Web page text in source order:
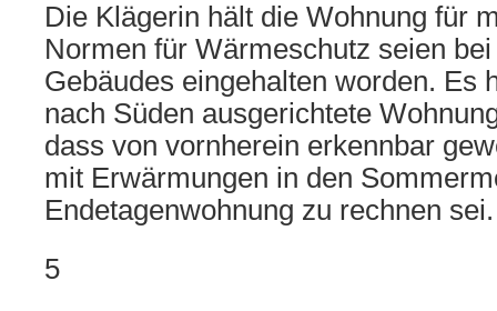
Die Klägerin hält die Wohnung für
Normen für Wärmeschutz seien
Gebäudes eingehalten worden. Es
nach Süden ausgerichtete
dass von vornherein erkennbar
mit Erwärmungen in den
Endetagenwohnung zu rechnen sei.
5